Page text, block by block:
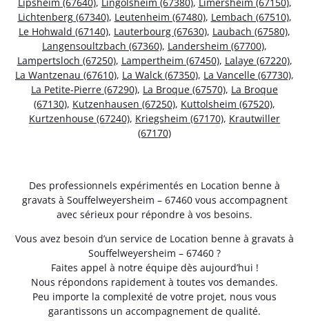
Lichtenberg (67340), Leutenheim (67480), Lembach (67510),
Le Hohwald (67140), Lauterbourg (67630), Laubach (67580),
Langensoultzbach (67360), Landersheim (67700),
Lampertsloch (67250), Lampertheim (67450), Lalaye (67220),
La Wantzenau (67610), La Walck (67350), La Vancelle (67730),
La Petite-Pierre (67290), La Broque (67570), La Broque
(67130), Kutzenhausen (67250), Kuttolsheim (67520),
Kurtzenhouse (67240), Kriegsheim (67170), Krautwiller
(67170)
Des professionnels expérimentés en Location benne à
gravats à Souffelweyersheim – 67460 vous accompagnent
avec sérieux pour répondre à vos besoins.
Vous avez besoin d’un service de Location benne à gravats à
Souffelweyersheim – 67460 ?
Faites appel à notre équipe dès aujourd’hui !
Nous répondons rapidement à toutes vos demandes.
Peu importe la complexité de votre projet, nous vous
garantissons un accompagnement de qualité.